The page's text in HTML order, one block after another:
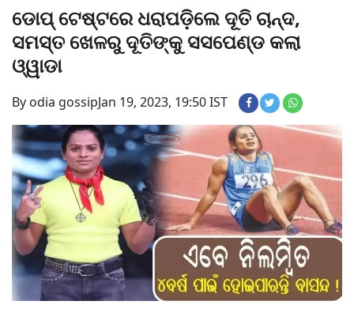
ଡୋପ୍ ଟେଷ୍ଟରେ ଧରାପଡ଼ିଲେ ଦୂତି ଚାନ୍ଦ,
ସମସ୍ତ ଖେଳରୁ ଦୂତିଙ୍କୁ ସସପେଣ୍ଡ କଲା
ଓ୍ୱାଡା
By odia gossipJan 19, 2023, 19:50 IST